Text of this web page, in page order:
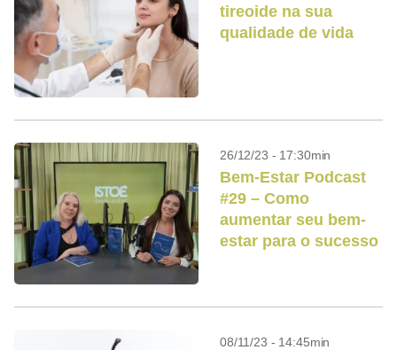
tireoide na sua
qualidade de vida
26/12/23 - 17:30min
Bem-Estar Podcast
#29 – Como
aumentar seu bem-
estar para o sucesso
08/11/23 - 14:45min